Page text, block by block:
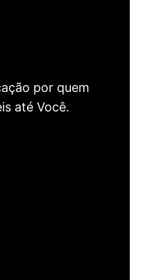
por quem
até Você.